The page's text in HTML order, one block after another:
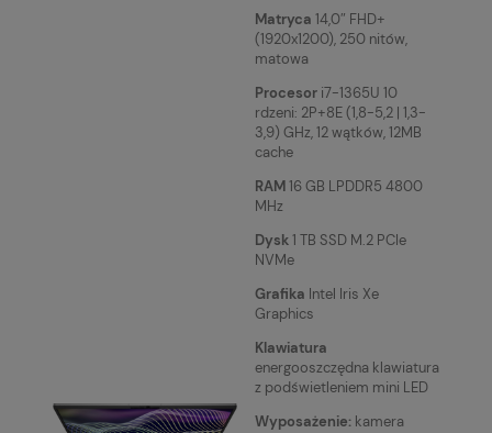
Matryca 14,0″ FHD+
(1920x1200), 250 nitów,
matowa
Procesor i7-1365U 10
rdzeni: 2P+8E (1,8-5,2 | 1,3-
3,9) GHz, 12 wątków, 12MB
cache
RAM16 GB LPDDR5 4800
MHz
Dysk1 TB SSD M.2 PCIe
NVMe
Grafika Intel Iris Xe
Graphics
Klawiatura
energooszczędna klawiatura
z podświetleniem mini LED
Wyposażenie: kamera